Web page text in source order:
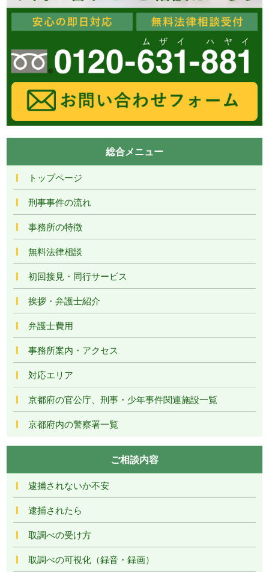
総合メニュー
トップページ
刑事事件の流れ
事務所の特徴
無料法律相談
初回接見・同行サービス
挨拶・弁護士紹介
弁護士費用
事務所案内・アクセス
対応エリア
京都府の官公庁、刑事・少年事件関連施設一覧
京都府内の警察署一覧
ご相談内容
逮捕されないか不安
逮捕されたら
取調べの受け方
取調べの可視化（録音・録画）